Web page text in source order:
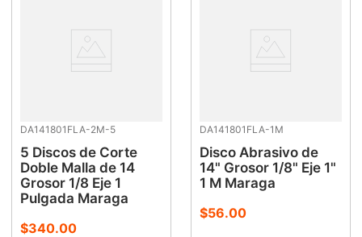
DA141801FLA-2M-5
5 Discos de Corte
Doble Malla de 14
Grosor 1/8 Eje 1
Pulgada Maraga
$340.00
DA141801FLA-1M
Disco Abrasivo de
14" Grosor 1/8" Eje 1"
1 M Maraga
$56.00